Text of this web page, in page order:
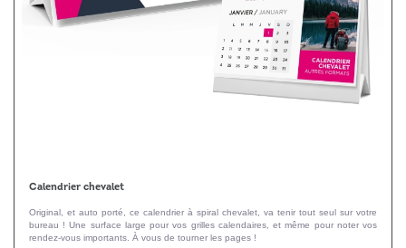
Calendrier chevalet
Original, et auto porté, ce calendrier à spiral chevalet, va tenir tout seul sur votre
bureau ! Une surface large pour vos grilles calendaires, et même pour noter vos
rendez-vous importants. À vous de tourner les pages !